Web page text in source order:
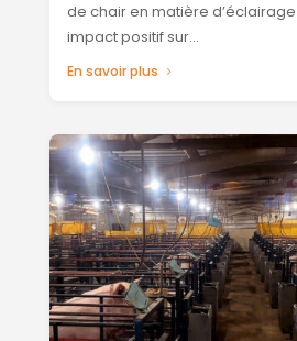
de chair en matière
impact positif sur…
En savoir plus